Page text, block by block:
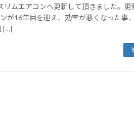
リムエアコンへ更新して頂きました。更
が16年目を迎え、効率が悪くなった事
[…]